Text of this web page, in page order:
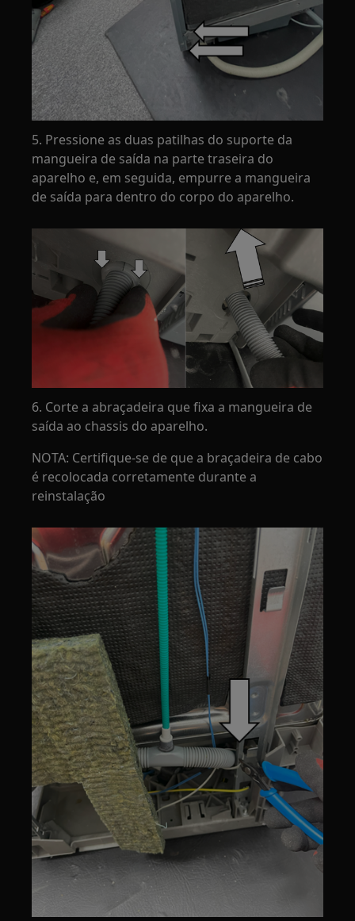
5. Pressione as duas patilhas do suporte da
mangueira de saída na parte traseira do
aparelho e, em seguida, empurre a mangueira
de saída para dentro do corpo do aparelho.
6. Corte a abraçadeira que fixa a mangueira de
saída ao chassis do aparelho.
NOTA: Certifique-se de que a braçadeira de cabo
é recolocada corretamente durante a
reinstalação